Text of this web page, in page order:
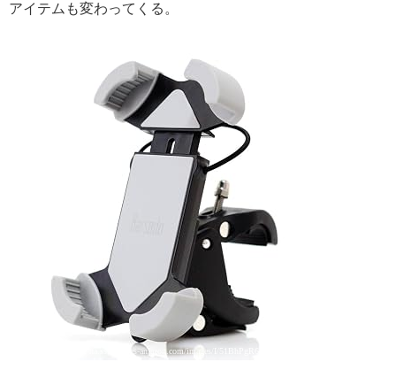
アイテムも変わってくる。
引用: https://images-na.ssl-images-amazon.com/images/I/51BhPgR6jgL._SY355_.jpg